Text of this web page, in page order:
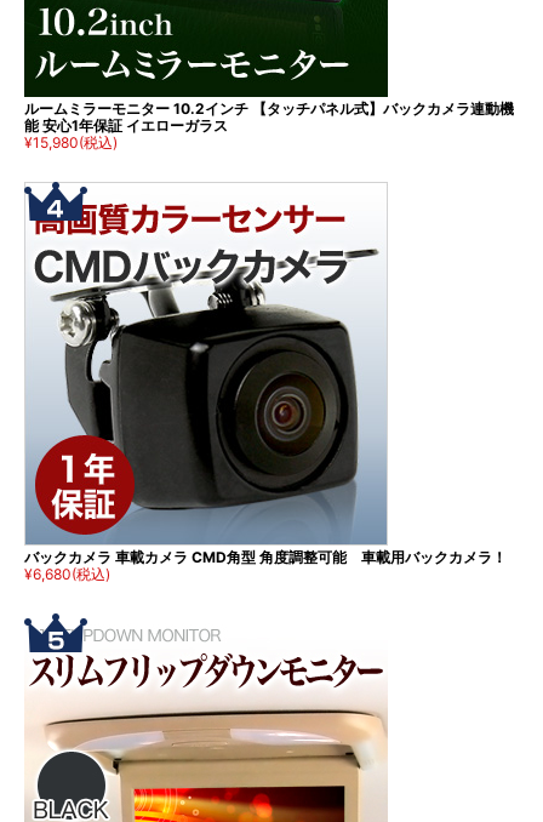
ルームミラーモニター 10.2インチ 【タッチパネル式】バックカメラ連動機
能 安心1年保証 イエローガラス
¥15,980(税込)
バックカメラ 車載カメラ CMD角型 角度調整可能 車載用バックカメラ！
¥6,680(税込)